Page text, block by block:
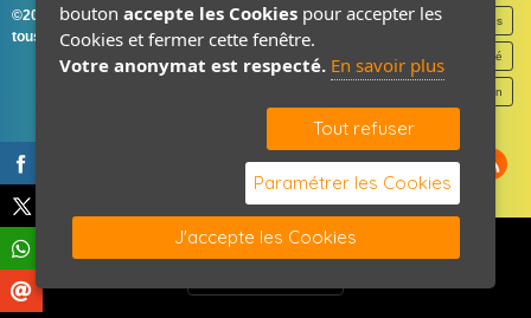
©2026-2027 France Accastillage
tous droits réservés
Mentions légales
Politique de confidentialité
Contact / Plan
bouton accepte les Cookies pour accepter les
Cookies et fermer cette fenêtre.
Votre anonymat est respecté. En savoir plus
Tout refuser
Paramétrer les Cookies
J'accepte les Cookies